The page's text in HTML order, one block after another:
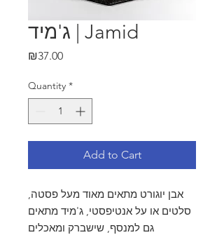
ג'מיד | Jamid
₪37.00Price
Quantity *
Add to Cart
אבן יוגורט מתאים מאוד מעל פסטה,
סלטים או על אנטיפסטי, ג'מיד מתאים
גם למנסף, שישברק ומאכלים